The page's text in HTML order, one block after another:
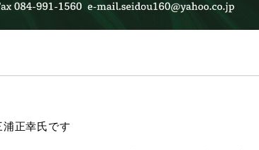
正幸氏です